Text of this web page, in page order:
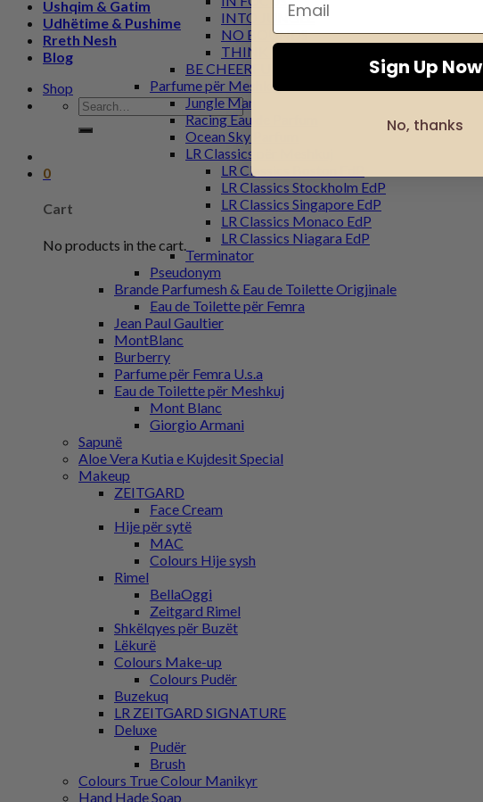
Ushqim & Gatim
Udhëtime & Pushime
Rreth Nesh
Blog
Shop
Search
for:
0
Cart
No products in the cart.
INTO JUNGLE
NO BOUNDS
THINK WILD
BE CHEERFUL
Parfume për Meshkuj
Jungle Man
Racing Eau de Parfum
Ocean Sky Parfum
LR Classics për Meshkuj
LR Classics Boston EdP
LR Classics Stockholm EdP
LR Classics Singapore EdP
LR Classics Monaco EdP
LR Classics Niagara EdP
Terminator
Pseudonym
Brande Parfumesh & Eau de Toilette Origjinale
Eau de Toilette për Femra
Jean Paul Gaultier
MontBlanc
Burberry
Parfume për Femra U.s.a
Eau de Toilette për Meshkuj
Mont Blanc
Giorgio Armani
Sapunë
Aloe Vera Kutia e Kujdesit Special
Makeup
ZEITGARD
Face Cream
Hije për sytë
MAC
Colours Hije sysh
Rimel
BellaOggi
Zeitgard Rimel
Shkëlqyes për Buzët
Lëkurë
Colours Make-up
Colours Pudër
Buzekuq
LR ZEITGARD SIGNATURE
Deluxe
Pudër
Brush
Colours True Colour Manikyr
Hand Hade Soap
Sign Up Now
No, thanks